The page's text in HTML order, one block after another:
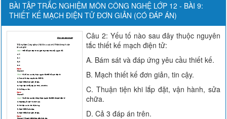
BÀI TẬP TRẮC NGHIỆM MÔN CÔNG NGHỆ LỚP 12 - BÀI 9:
THIẾT KẾ MẠCH ĐIỆN TỬ ĐƠN GIẢN (CÓ ĐÁP ÁN)
Câu 2: Yếu tố nào sau đây thuộc nguyên
tắc thiết kế mạch điện tử:
A. Bám sát và đáp ứng yêu cầu thiết kế.
B. Mạch thiết kế đơn giản, tin cậy.
C. Thuận tiện khi lắp đặt, vận hành, sửa
chữa.
D. Cả 3 đáp án trên.